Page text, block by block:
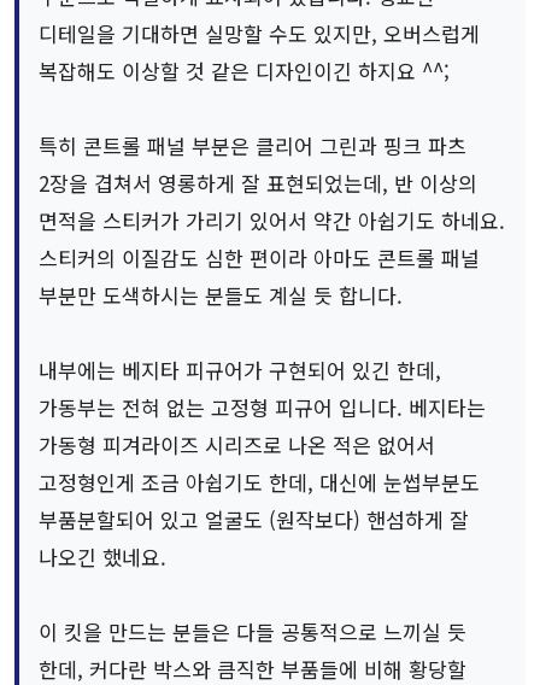
디테일을 기대하면 실망할 수도 있지만, 오버스럽게
복잡해도 이상할 것 같은 디자인이긴 하지요 ^^;
특히 콘트롤 패널 부분은 클리어 그린과 핑크 파츠
2장을 겹쳐서 영롱하게 잘 표현되었는데, 반 이상의
면적을 스티커가 가리기 있어서 약간 아쉽기도 하네요.
스티커의 이질감도 심한 편이라 아마도 콘트롤 패널
부분만 도색하시는 분들도 계실 듯 합니다.
내부에는 베지타 피규어가 구현되어 있긴 한데,
가동부는 전혀 없는 고정형 피규어 입니다. 베지타는
가동형 피겨라이즈 시리즈로 나온 적은 없어서
고정형인게 조금 아쉽기도 한데, 대신에 눈썹부분도
부품분할되어 있고 얼굴도 (원작보다) 핸섬하게 잘
나오긴 했네요.
이 킷을 만드는 분들은 다들 공통적으로 느끼실 듯
한데, 커다란 박스와 큼직한 부품들에 비해 황당할